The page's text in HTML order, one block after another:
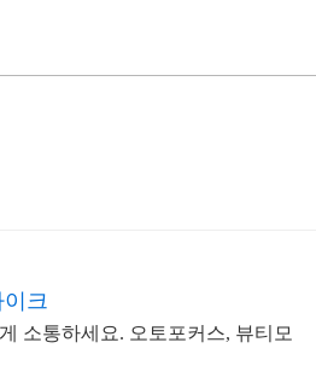
크
소통하세요. 오토포커스, 뷰티모